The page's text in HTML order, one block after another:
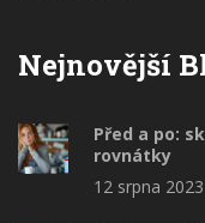
Nejnovější
Před a po:
rovnátky
12 srpna 2023